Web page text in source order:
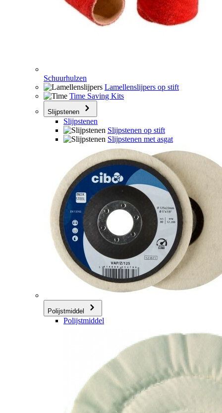
Schuurhulzen
Lamellenslijpers op stift
Time Saving Kits
Slijpstenen
Slijpstenen
Slijpstenen op stift
Slijpstenen met asgat
Polijstmiddel
Polijstmiddel